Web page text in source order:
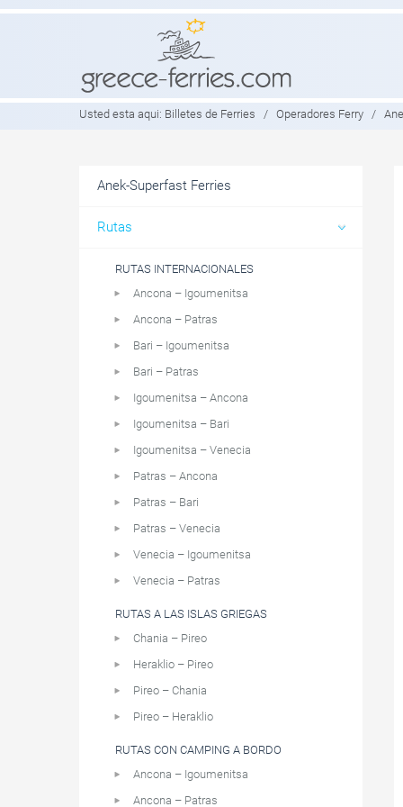
Usted esta aqui: Billetes de Ferries / Operadores Ferry /
Anek-Superfast Ferries
Rutas
RUTAS INTERNACIONALES
Ancona – Igoumenitsa
Ancona – Patras
Bari – Igoumenitsa
Bari – Patras
Igoumenitsa – Ancona
Igoumenitsa – Bari
Igoumenitsa – Venecia
Patras – Ancona
Patras – Bari
Patras – Venecia
Venecia – Igoumenitsa
Venecia – Patras
RUTAS A LAS ISLAS GRIEGAS
Chania – Pireo
Heraklio – Pireo
Pireo – Chania
Pireo – Heraklio
RUTAS CON CAMPING A BORDO
Ancona – Igoumenitsa
Ancona – Patras